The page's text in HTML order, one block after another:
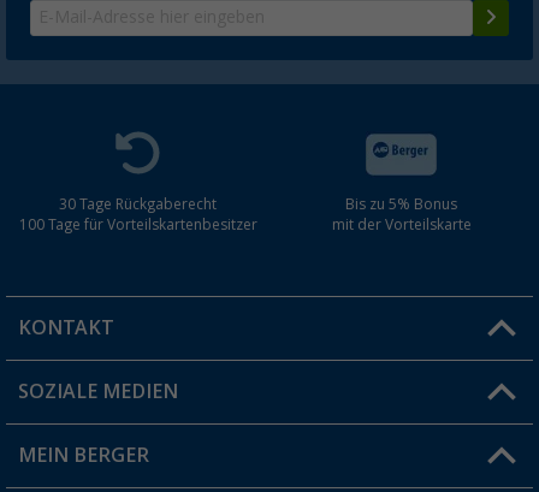
30 Tage Rückgaberecht
100 Tage für Vorteilskartenbesitzer
Bis zu 5% Bonus
mit der Vorteilskarte
KONTAKT
Du hast eine Frage?
Filiale finden
SOZIALE MEDIEN
MEIN BERGER